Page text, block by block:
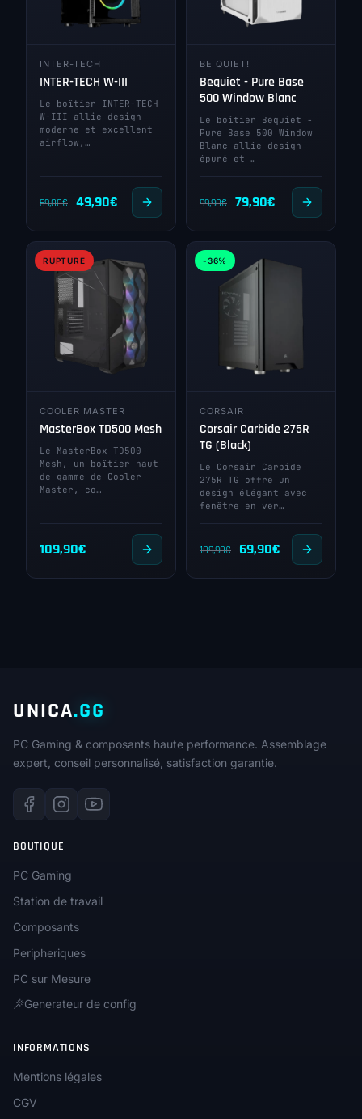
INTER-TECH
INTER-TECH W-III
Le boîtier INTER-TECH
W-III allie design
moderne et excellent
airflow,…
69,00€
Le
initial
était :
69,00€.
49,90€
prix
actuel
est :
49,90€.
BE QUIET!
Bequiet - Pure Base
500 Window Blanc
Le boîtier Bequiet -
Pure Base 500 Window
Blanc allie design
épuré et …
99,90€
Le
initial
était :
99,90€.
79,90€
prix
actuel
est :
RUPTURE
COOLER MASTER
MasterBox TD500 Mesh
Le MasterBox TD500
Mesh, un boîtier haut
de gamme de Cooler
Master, co…
109,90€
-36%
CORSAIR
Corsair Carbide 275R
TG (Black)
Le Corsair Carbide
275R TG offre un
design élégant avec
fenêtre en ver…
109,90€
Le
69,90€
prix
UNICA.GG
PC Gaming & composants haute performance. Assemblage
expert, conseil personnalisé, satisfaction garantie.
BOUTIQUE
PC Gaming
Station de travail
Composants
Peripheriques
PC sur Mesure
Generateur de config
INFORMATIONS
Mentions légales
CGV